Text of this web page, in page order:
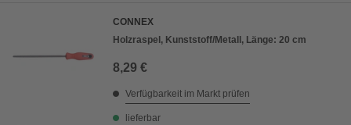
CONNEX
Holzraspel, Kunststoff/Metall, Länge: 20 cm
8,29 €
Verfügbarkeit im Markt prüfen
lieferbar